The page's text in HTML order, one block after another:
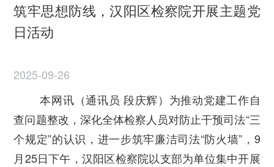
筑牢思想防线，汉阳区检察院开展主题党
日活动​​
2025-09-26
本网讯（通讯员 段庆辉）为推动党建工作自
查问题整改，深化全体检察人员对防止干预司法“三
个规定”的认识，进一步筑牢廉洁司法“防火墙”，9
月25日下午，汉阳区检察院以支部为单位集中开展